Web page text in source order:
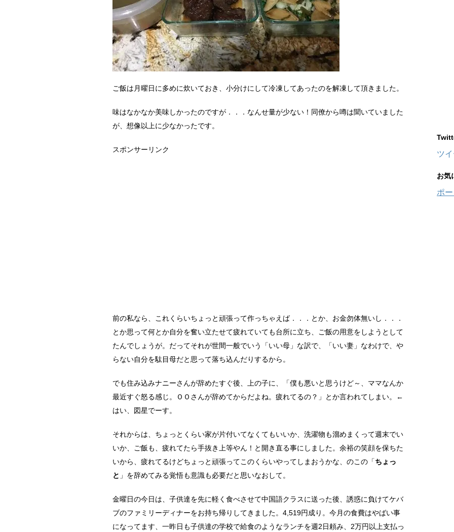
ご飯は月曜日に多めに炊いておき、小分けにして冷凍してあったのを解凍して頂きました。
味はなかなか美味しかったのですが．．．なんせ量が少ない！同僚から噂は聞いていました
が、想像以上に少なかったです。
スポンサーリンク
前の私なら、これくらいちょっと頑張って作っちゃえば．．．とか、お金勿体無いし．．．
とか思って何とか自分を奮い立たせて疲れていても台所に立ち、ご飯の用意をしようとして
たんでしょうが。だってそれが世間一般でいう「いい母」な訳で、「いい妻」なわけで、や
らない自分を駄目母だと思って落ち込んだりするから。
でも住み込みナニーさんが辞めたすぐ後、上の子に、「僕も悪いと思うけど～、ママなんか
最近すぐ怒る感じ。ＯＯさんが辞めてからだよね。疲れてるの？」とか言われてしまい。←
はい、図星でーす。
それからは、ちょっとくらい家が片付いてなくてもいいか、洗濯物も溜めまくって週末でい
いか、ご飯も、疲れてたら手抜き上等やん！と開き直る事にしました。余裕の笑顔を保ちた
いから、疲れてるけどちょっと頑張ってこのくらいやってしまおうかな、のこの「ちょっ
と 」を辞めてみる覚悟も意識も必要だと思いなおして。
金曜日の今日は、子供達を先に軽く食べさせて中国語クラスに送った後、誘惑に負けてケバ
ブのファミリーディナーをお持ち帰りしてきました。4,519円成り。今月の食費はやばい事
になってます、一昨日も子供達の学校で給食のようなランチを週2日頼み、2万円以上支払っ
ツイ
お気
ポ